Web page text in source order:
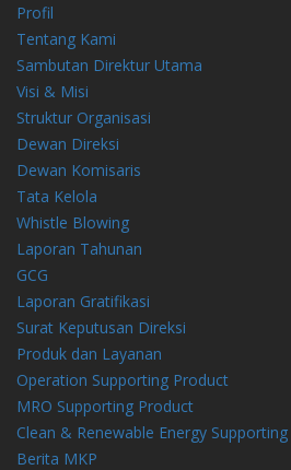
Profil
Tentang Kami
Sambutan Direktur Utama
Visi & Misi
Struktur Organisasi
Dewan Direksi
Dewan Komisaris
Tata Kelola
Whistle Blowing
Laporan Tahunan
GCG
Laporan Gratifikasi
Surat Keputusan Direksi
Produk dan Layanan
Operation Supporting Product
MRO Supporting Product
Clean & Renewable Energy
Berita MKP